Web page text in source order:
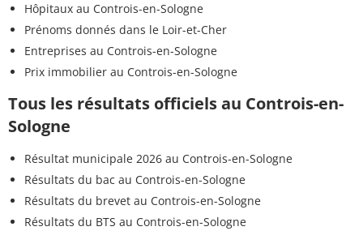
Hôpitaux au Controis-en-Sologne
Prénoms donnés dans le Loir-et-Cher
Entreprises au Controis-en-Sologne
Prix immobilier au Controis-en-Sologne
Tous les résultats officiels au Controis-en-
Sologne
Résultat municipale 2026 au Controis-en-Sologne
Résultats du bac au Controis-en-Sologne
Résultats du brevet au Controis-en-Sologne
Résultats du BTS au Controis-en-Sologne